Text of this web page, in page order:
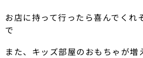
お店に持って行ったら喜んでくれ
で
また、キッズ部屋のおもちゃが増